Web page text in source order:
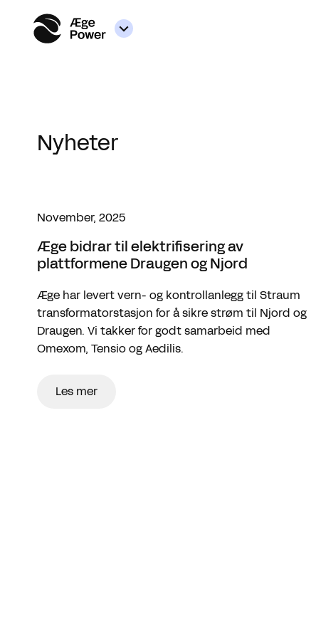
Nyheter
November, 2025
Æge bidrar til elektrifisering av
plattformene Draugen og Njord
Æge har levert vern- og kontrollanlegg til Straum
transformatorstasjon for å sikre strøm til Njord og
Draugen. Vi takker for godt samarbeid med
Omexom, Tensio og Aedilis.
Les mer